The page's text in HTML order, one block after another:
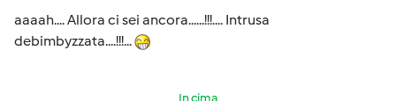
aaaah.... Allora ci sei ancora......!!!.... Intrusa
debimbyzzata....!!!...
In cima